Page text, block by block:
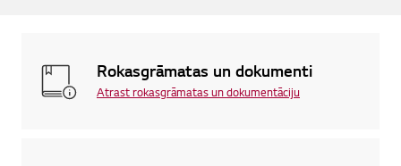
Rokasgrāmatas un dokumenti
Atrast rokasgrāmatas un dokumentāciju